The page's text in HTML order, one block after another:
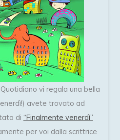
vi regala una bella
avete trovato ad
di “Finalmente venerdì”
per voi dalla scrittrice